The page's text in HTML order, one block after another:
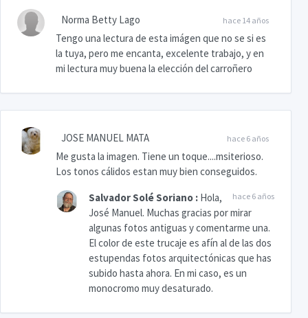
hace 14 años
Norma Betty Lago
Tengo una lectura de esta imágen que no se si es
la tuya, pero me encanta, excelente trabajo, y en
mi lectura muy buena la elección del carroñero
hace 6 años
JOSE MANUEL MATA
Me gusta la imagen. Tiene un toque....msiterioso.
Los tonos cálidos estan muy bien conseguidos.
Salvador Solé Soriano : hace 6 años
Hola,
José Manuel. Muchas gracias por mirar
algunas fotos antiguas y comentarme una.
El color de este trucaje es afín al de las dos
estupendas fotos arquitectónicas que has
subido hasta ahora. En mi caso, es un
monocromo muy desaturado.